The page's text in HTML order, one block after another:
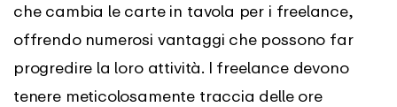
che cambia le carte in tavola per i freelance,
offrendo numerosi vantaggi che possono far
progredire la loro attività. I freelance devono
tenere meticolosamente traccia delle ore